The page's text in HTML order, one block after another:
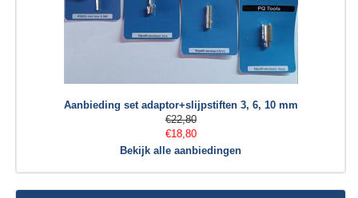
Aanbieding set adaptor+slijpstiften 3, 6, 10 mm
€22,80
€18,80
Bekijk alle aanbiedingen